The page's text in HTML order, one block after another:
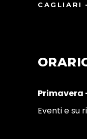
CAGLIARI
Primavera
Eventi e su